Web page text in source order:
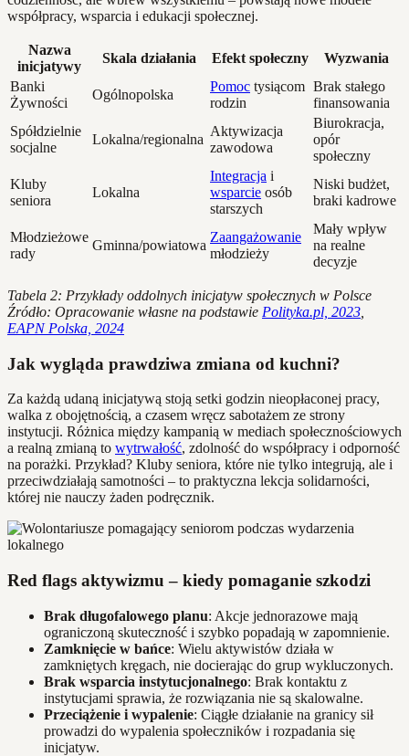
współpracy, wsparcia i edukacji społecznej.
Nazwa
inicjatywy
Skala działania Efekt społeczny
Wyzwania
Banki
Żywności
Ogólnopolska
Pomoc tysiącom
rodzin
Brak stałego
finansowania
Spółdzielnie
socjalne
Lokalna/regionalna
Aktywizacja
zawodowa
Biurokracja,
opór
społeczny
Kluby
seniora
Lokalna
Integracja i
wsparcie osób
starszych
Niski budżet,
braki kadrowe
Młodzieżowe
rady
Gminna/powiatowa
Zaangażowanie
młodzieży
Mały wpływ
na realne
decyzje
Tabela 2: Przykłady oddolnych inicjatyw społecznych w Polsce
Źródło: Opracowanie własne na podstawie Polityka.pl, 2023
EAPN Polska, 2024
Jak wygląda prawdziwa zmiana od kuchni?
Za każdą udaną inicjatywą stoją setki godzin nieopłaconej pracy,
walka z obojętnością, a czasem wręcz sabotażem ze strony
instytucji. Różnica między kampanią w mediach społecznościowych
a realną zmianą to wytrwałość, zdolność do współpracy i odporność
na porażki. Przykład? Kluby seniora, które nie tylko integrują, ale i
przeciwdziałają samotności – to praktyczna lekcja solidarności,
której nie nauczy żaden podręcznik.
Red flags aktywizmu – kiedy pomaganie szkodzi
Brak długofalowego planu: Akcje jednorazowe mają
ograniczoną skuteczność i szybko popadają w zapomnienie.
Zamknięcie w bańce: Wielu aktywistów działa w
zamkniętych kręgach, nie docierając do grup wykluczonych.
Brak wsparcia instytucjonalnego: Brak kontaktu z
instytucjami sprawia, że rozwiązania nie są skalowalne.
Przeciążenie i wypalenie: Ciągłe działanie na granicy sił
prowadzi do wypalenia społeczników i rozpadania się
inicjatyw.